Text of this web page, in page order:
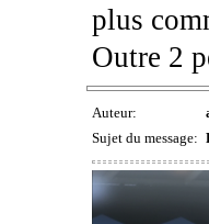
plus
Outre 2
Auteur:
Sujet du message: